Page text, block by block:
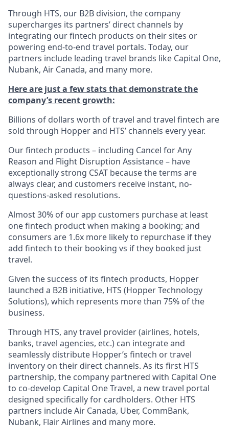
Through HTS, our B2B division, the company
supercharges its partners’ direct channels by
integrating our fintech products on their sites or
powering end-to-end travel portals. Today, our
partners include leading travel brands like Capital One,
Nubank, Air Canada, and many more.
Here are just a few stats that demonstrate the
company’s recent growth:
Billions of dollars worth of travel and travel fintech are
sold through Hopper and HTS’ channels every year.
Our fintech products – including Cancel for Any
Reason and Flight Disruption Assistance – have
exceptionally strong CSAT because the terms are
always clear, and customers receive instant, no-
questions-asked resolutions.
Almost 30% of our app customers purchase at least
one fintech product when making a booking; and
consumers are 1.6x more likely to repurchase if they
add fintech to their booking vs if they booked just
travel.
Given the success of its fintech products, Hopper
launched a B2B initiative, HTS (Hopper Technology
Solutions), which represents more than 75% of the
business.
Through HTS, any travel provider (airlines, hotels,
banks, travel agencies, etc.) can integrate and
seamlessly distribute Hopper’s fintech or travel
inventory on their direct channels. As its first HTS
partnership, the company partnered with Capital One
to co-develop Capital One Travel, a new travel portal
designed specifically for cardholders. Other HTS
partners include Air Canada, Uber, CommBank,
Nubank, Flair Airlines and many more.